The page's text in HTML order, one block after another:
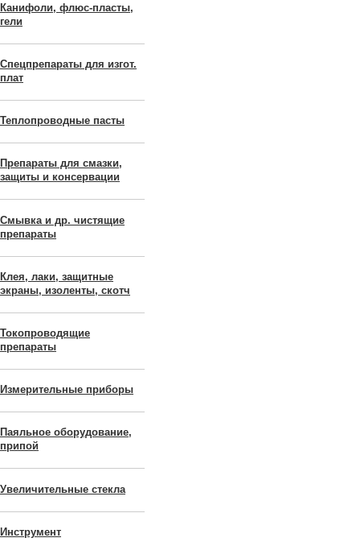
Канифоли, флюс-пласты,
гели
Спецпрепараты для изгот.
плат
Теплопроводные пасты
Препараты для смазки,
защиты и консервации
Смывка и др. чистящие
препараты
Клея, лаки, защитные
экраны, изоленты, скотч
Токопроводящие
препараты
Измерительные приборы
Паяльное оборудование,
припой
Увеличительные стекла
Инструмент